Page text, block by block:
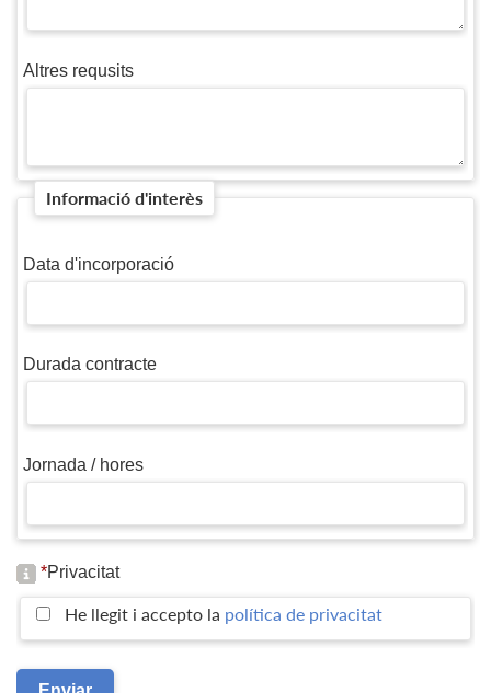
Altres requsits
Informació d'interès
Data d'incorporació
Durada contracte
Jornada / hores
*Privacitat
He llegit i accepto la política de privacitat